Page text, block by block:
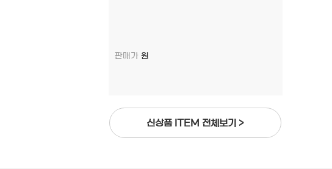
판매가 원
신상품 ITEM 전체보기 >